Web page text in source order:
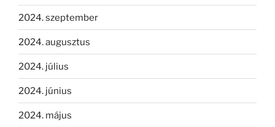
2024. szeptember
2024. augusztus
2024. július
2024. június
2024. május